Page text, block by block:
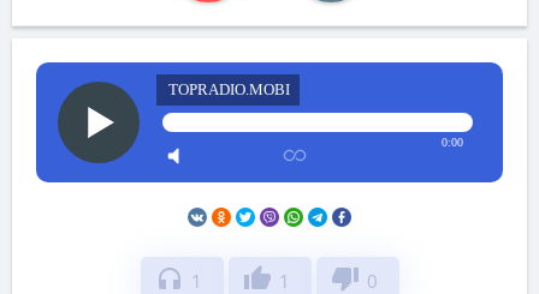
TOPRADIO.MOBI
0:00
headphones 1 thumb_up 1 thumb_down 0